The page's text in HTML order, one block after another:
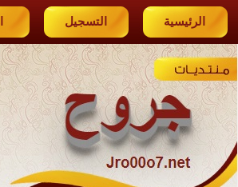
الرئيسية التسجيل